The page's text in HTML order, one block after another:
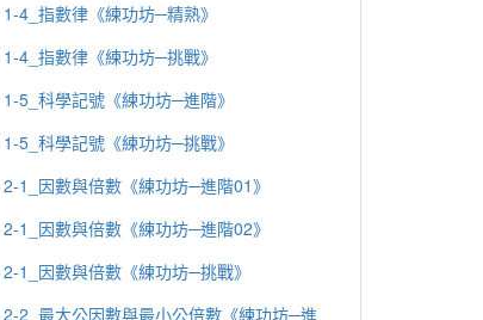
1-4_指數律《練功坊─精熟》
1-4_指數律《練功坊─挑戰》
1-5_科學記號《練功坊─進階》
1-5_科學記號《練功坊─挑戰》
2-1_因數與倍數《練功坊─進階01》
2-1_因數與倍數《練功坊─進階02》
2-1_因數與倍數《練功坊─挑戰》
2-2_最大公因數與最小公倍數《練功坊─進